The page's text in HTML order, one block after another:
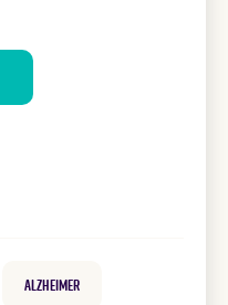
Alzheimer